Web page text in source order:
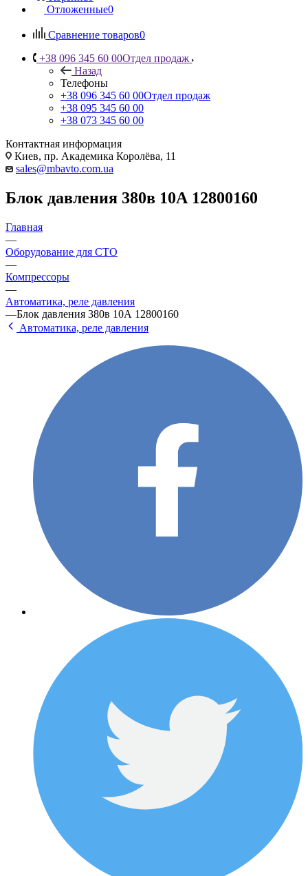
Отложенные0
Сравнение товаров0
+38 096 345 60 00Отдел продаж
Назад
Телефоны
+38 096 345 60 00Отдел продаж
+38 095 345 60 00
+38 073 345 60 00
Контактная информация
Киев, пр. Академика Королёва, 11
sales@mbavto.com.ua
Блок давления 380в 10А 12800160
Главная
—
Оборудование для СТО
—
Компрессоры
—
Автоматика, реле давления
—Блок давления 380в 10А 12800160
Автоматика, реле давления